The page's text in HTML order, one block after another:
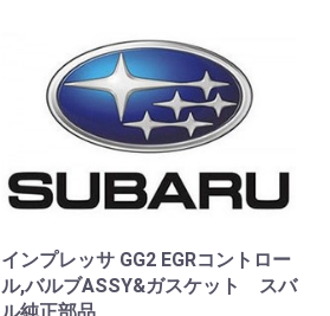
インプレッサ GG2 EGRコントロー
ル,バルブASSY&ガスケット スバ